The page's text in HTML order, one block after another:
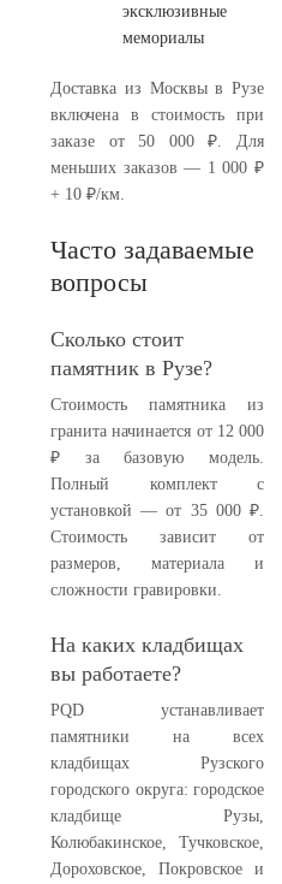
эксклюзивные
мемориалы
Доставка из Москвы в Рузе
включена в стоимость при
заказе от 50 000 ₽. Для
меньших заказов — 1 000 ₽
+ 10 ₽/км.
Часто задаваемые
вопросы
Сколько стоит
памятник в Рузе?
Стоимость памятника из
гранита начинается от 12 000
₽ за базовую модель.
Полный комплект с
установкой — от 35 000 ₽.
Стоимость зависит от
размеров, материала и
сложности гравировки.
На каких кладбищах
вы работаете?
PQD устанавливает
памятники на всех
кладбищах Рузского
городского округа: городское
кладбище Рузы,
Колюбакинское, Тучковское,
Дороховское, Покровское и